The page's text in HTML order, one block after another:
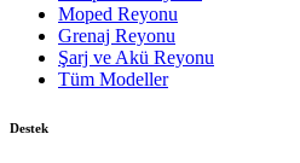
Moped Reyonu
Grenaj Reyonu
Şarj ve Akü Reyonu
Tüm Modeller
Destek